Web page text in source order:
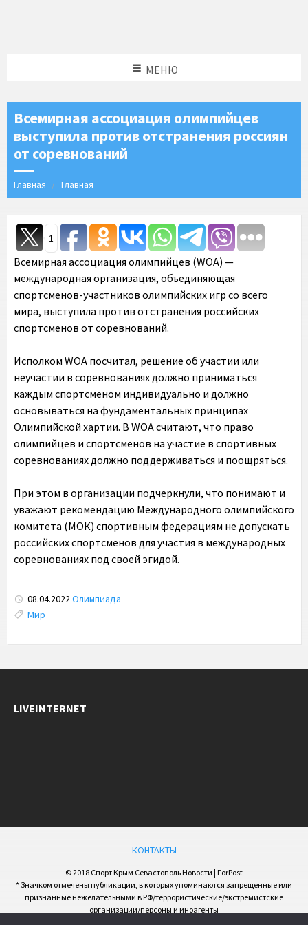
МЕНЮ
Всемирная ассоциация олимпийцев
выступила против отстранения россиян
от соревнований
Главная Главная
1
Всемирная ассоциация олимпийцев (WOA) —
международная организация, объединяющая
спортсменов-участников олимпийских игр со всего
мира, выступила против отстранения российских
спортсменов от соревнований.
Исполком WOA посчитал, решение об участии или
неучастии в соревнованиях должно приниматься
каждым спортсменом индивидуально и должно
основываться на фундаментальных принципах
Олимпийской хартии. В WOA считают, что право
олимпийцев и спортсменов на участие в спортивных
соревнованиях должно поддерживаться и поощряться.
При этом в организации подчеркнули, что понимают и
уважают рекомендацию Международного олимпийского
комитета (МОК) спортивным федерациям не допускать
российских спортсменов для участия в международных
соревнованиях под своей эгидой.
08.04.2022Олимпиада
Tags:
Мир
LIVEINTERNET
КОНТАКТЫ
© 2018 Спорт Крым Севастополь Новости | ForPost
* Значком отмечены публикации, в которых упоминаются запрещенные или
признанные нежелательными в РФ/террористические/экстремистские
организации/персоны и иноагенты